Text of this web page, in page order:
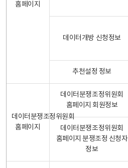
홈페이지
데이터개방 신청정보
추천설정 정보
데이터분쟁조정위원회
홈페이지
데이터분쟁조정위원회
홈페이지 회원정보
데이터분쟁조정위원회
홈페이지 분쟁조정 신청자
정보